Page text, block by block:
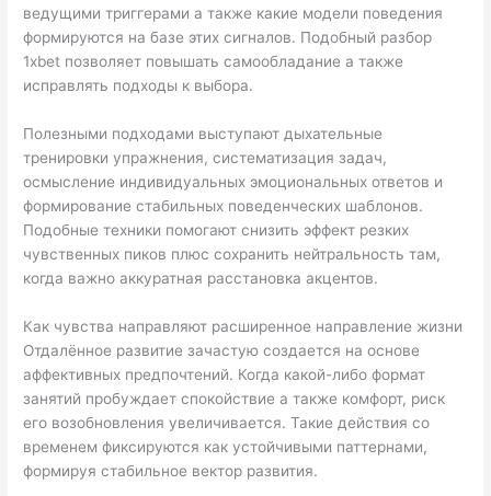
ведущими триггерами а также какие модели поведения
формируются на базе этих сигналов. Подобный разбор
1xbet позволяет повышать самообладание а также
исправлять подходы к выбора.
Полезными подходами выступают дыхательные
тренировки упражнения, систематизация задач,
осмысление индивидуальных эмоциональных ответов и
формирование стабильных поведенческих шаблонов.
Подобные техники помогают снизить эффект резких
чувственных пиков плюс сохранить нейтральность там,
когда важно аккуратная расстановка акцентов.
Как чувства направляют расширенное направление жизни
Отдалённое развитие зачастую создается на основе
аффективных предпочтений. Когда какой-либо формат
занятий пробуждает спокойствие а также комфорт, риск
его возобновления увеличивается. Такие действия со
временем фиксируются как устойчивыми паттернами,
формируя стабильное вектор развития.